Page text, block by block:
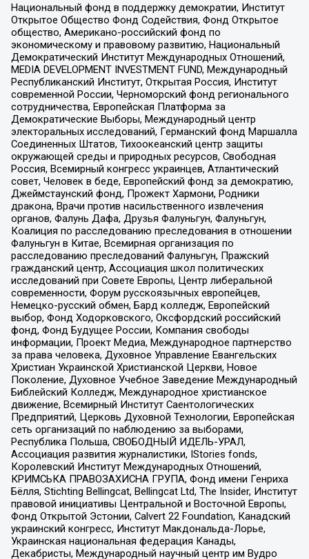
Национальный фонд в поддержку демократии, Институт
Открытое Общество Фонд Содействия, Фонд Открытое
общество, Американо-российский фонд по
экономическому и правовому развитию, Национальный
Демократический Институт Международных Отношений,
MEDIA DEVELOPMENT INVESTMENT FUND, Международный
Республиканский Институт, Открытая Россия, Институт
современной России, Черноморский фонд регионального
сотрудничества, Европейская Платформа за
Демократические Выборы, Международный центр
электоральных исследований, Германский фонд Маршалла
Соединенных Штатов, Тихоокеанский центр защиты
окружающей среды и природных ресурсов, Свободная
Россия, Всемирный конгресс украинцев, Атлантический
совет, Человек в беде, Европейский фонд за демократию,
Джеймстаунский фонд, Прожект Хармони, Родники
дракона, Врачи против насильственного извлечения
органов, Фалунь Дафа, Друзья Фалуньгун, Фалуньгун,
Коалиция по расследованию преследования в отношении
Фалуньгун в Китае, Всемирная организация по
расследованию преследований Фалуньгун, Пражский
гражданский центр, Ассоциация школ политических
исследований при Совете Европы, Центр либеральной
современности, Форум русскоязычных европейцев,
Немецко-русский обмен, Бард колледж, Европейский
выбор, Фонд Ходорковского, Оксфордский российский
фонд, Фонд Будущее России, Компания свободы
информации, Проект Медиа, Международное партнерство
за права человека, Духовное Управление Евангельских
Христиан Украинской Христианской Церкви, Новое
Поколение, Духовное Учебное Заведение Международный
Библейский Колледж, Международное христианское
движение, Всемирный Институт Саентологических
Предприятий, Церковь Духовной Технологии, Европейская
сеть организаций по наблюдению за выборами,
Республика Польша, СВОБОДНЫЙ ИДЕЛЬ-УРАЛ,
Ассоциация развития журналистики, IStories fonds,
Королевский Институт Международных Отношений,
КРИМСЬКА ПРАВОЗАХИСНА ГРУПА, Фонд имени Генриха
Бёлля, Stichting Bellingcat, Bellingcat Ltd, The Insider, Институт
правовой инициативы Центральной и Восточной Европы,
Фонд Открытой Эстонии, Calvert 22 Foundation, Канадский
украинский конгресс, Институт Макдональда-Лорье,
Украинская национальная федерация Канады,
Декабристы, Международный научный центр им Вудро